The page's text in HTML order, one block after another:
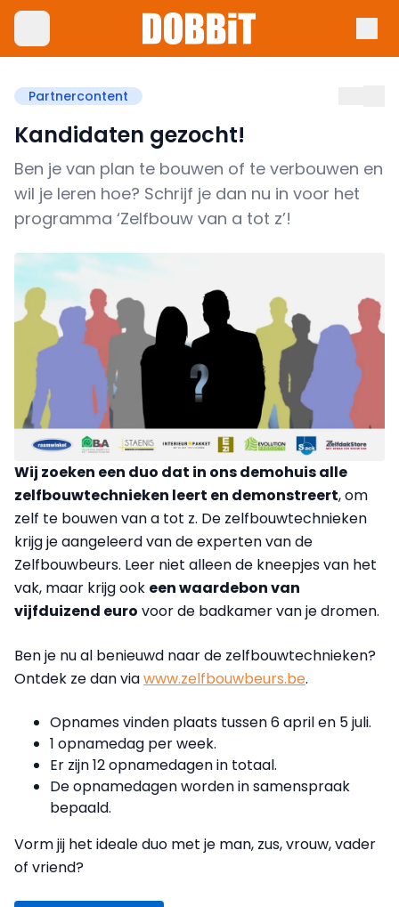
Partnercontent
Kandidaten gezocht!
Ben je van plan te bouwen of te verbouwen en
wil je leren hoe? Schrijf je dan nu in voor het
programma ‘Zelfbouw van a tot z’!
Wij zoeken een duo dat in ons demohuis alle
zelfbouwtechnieken leert en demonstreert, om
zelf te bouwen van a tot z. De zelfbouwtechnieken
krijg je aangeleerd van de experten van de
Zelfbouwbeurs. Leer niet alleen de kneepjes van het
vak, maar krijg ook een waardebon van
vijfduizend euro voor de badkamer van je dromen.
Ben je nu al benieuwd naar de zelfbouwtechnieken?
Ontdek ze dan viawww.zelfbouwbeurs.be.
Opnames vinden plaats tussen 6 april en 5 juli.
1 opnamedag per week.
Er zijn 12 opnamedagen in totaal.
De opnamedagen worden in samenspraak
bepaald.
Vorm jij het ideale duo met je man, zus, vrouw, vader
of vriend?